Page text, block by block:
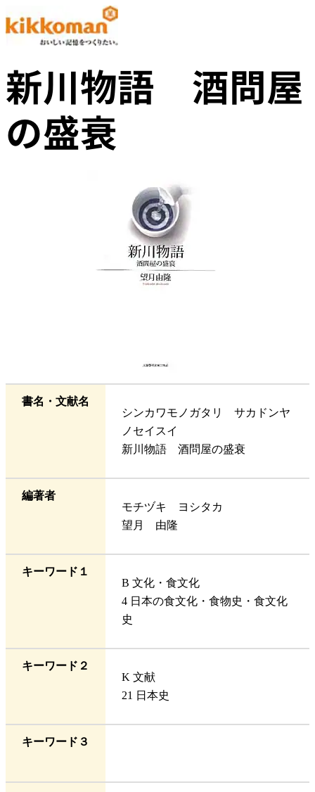
新川物語 酒問屋
の盛衰
書名・文献名
シンカワモノガタリ サカドンヤ
ノセイスイ
新川物語 酒問屋の盛衰
編著者
モチヅキ ヨシタカ
望月 由隆
キーワード１
B 文化・食文化
4 日本の食文化・食物史・食文化
史
キーワード２
K 文献
21 日本史
キーワード３